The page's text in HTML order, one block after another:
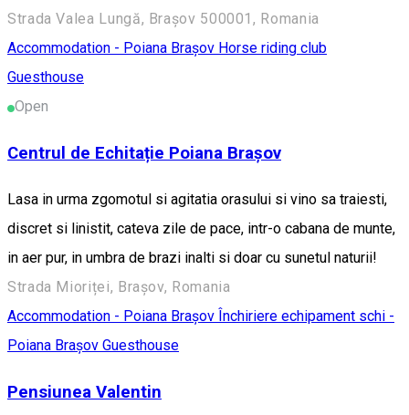
Strada Valea Lungă, Brașov 500001, Romania
Accommodation - Poiana Brașov Horse riding club
Guesthouse
Open
Centrul de Echitație Poiana Brașov
Lasa in urma zgomotul si agitatia orasului si vino sa traiesti,
discret si linistit, cateva zile de pace, intr-o cabana de munte,
in aer pur, in umbra de brazi inalti si doar cu sunetul naturii!
Strada Mioriței, Brașov, Romania
Accommodation - Poiana Brașov Închiriere echipament schi -
Poiana Brașov Guesthouse
Pensiunea Valentin